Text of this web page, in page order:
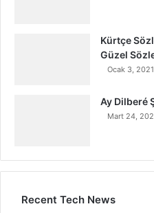
Kürtçe
Güzel
Ocak 3, 2021
Ay Dilberé
Mart 24,
Recent Tech News